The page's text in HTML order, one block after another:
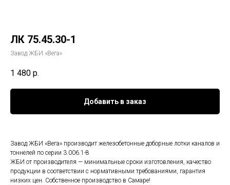
ЛК 75.45.30-1
Завод ЖБИ «Вега»
1 480 р.
Добавить в заказ
Завод ЖБИ «Вега» производит железобетонные доборные лотки каналов и
тоннелей по серии 3.006.1-8
ЖБИ от производителя — минимальные сроки изготовления, качество
продукции в соответствии с нормативными требованиями, гарантия
низких цен. Собственное производство в Самаре!